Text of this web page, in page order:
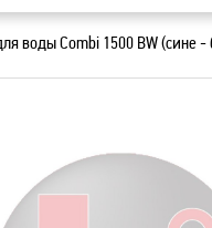
воды Combi 1500 ВW (сине